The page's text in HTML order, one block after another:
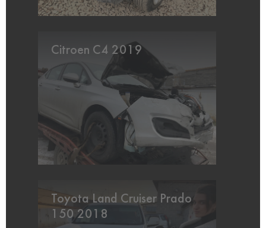
Citroen C4 2019
Toyota Land Cruiser Prado
150 2018